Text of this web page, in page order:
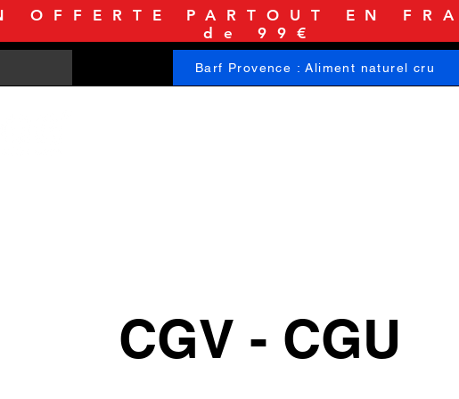
OFFERTE PARTOUT EN
de 99€
Barf Provence : Aliment naturel cru
CGV - CGU